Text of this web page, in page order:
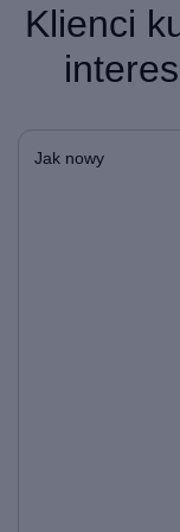
Klienci
Jak nowy